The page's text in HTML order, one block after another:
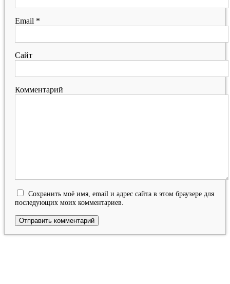
Email *
Сайт
Комментарий
Сохранить моё имя, email и адрес сайта в этом браузере для
последующих моих комментариев.